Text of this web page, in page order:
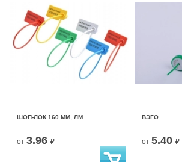
ШОП-ЛОК 160 ММ, ЛМ
от 3.96 ₽
ВЭГО
от 5.40 ₽